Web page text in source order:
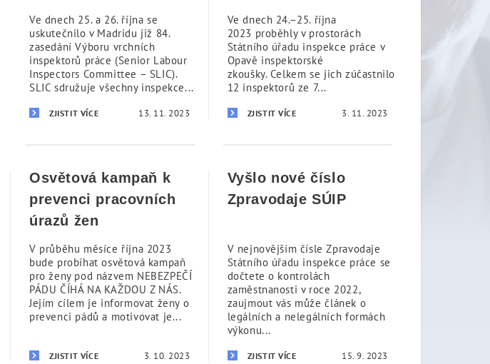
Ve dnech 25. a 26. října se
uskutečnilo v Madridu již 84.
zasedání Výboru vrchních
inspektorů práce (Senior Labour
Inspectors Committee – SLIC).
SLIC sdružuje všechny inspekce...
ZJISTIT VÍCE 13. 11. 2023
Ve dnech 24.–25. října
2023 proběhly v prostorách
Státního úřadu inspekce práce v
Opavě inspektorské
zkoušky. Celkem se jich zúčastnilo
12 inspektorů ze 7...
ZJISTIT VÍCE 3. 11. 2023
Osvětová kampaň k
prevenci pracovních
úrazů žen
V průběhu měsíce října 2023
bude probíhat osvětová kampaň
pro ženy pod názvem NEBEZPEČÍ
PÁDU ČÍHÁ NA KAŽDOU Z NÁS.
Jejím cílem je informovat ženy o
prevenci pádů a motivovat je...
ZJISTIT VÍCE 3. 10. 2023
Vyšlo nové číslo
Zpravodaje SÚIP
V nejnovějším čísle Zpravodaje
Státního úřadu inspekce práce se
dočtete o kontrolách
zaměstnanosti v roce 2022,
zaujmout vás může článek o
legálních a nelegálních formách
výkonu...
ZJISTIT VÍCE 15. 9. 2023